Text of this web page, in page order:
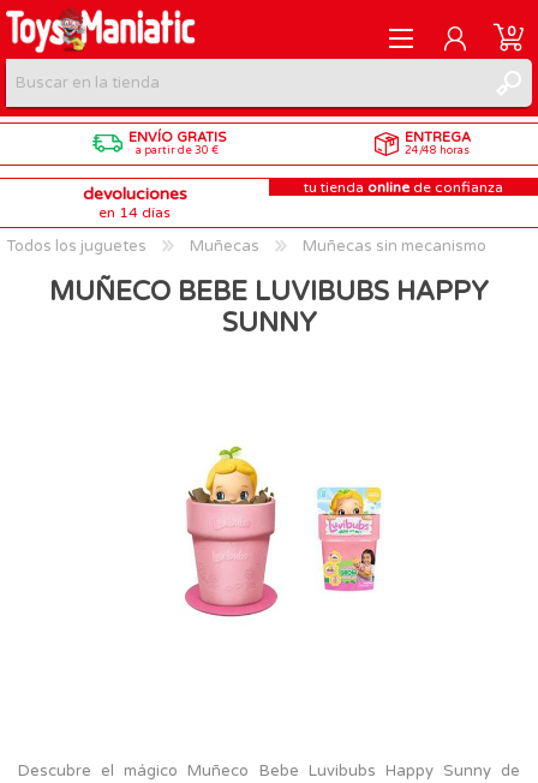
REGISTRARME
INICIAR SESIÓN
0
ENVÍO GRATIS
a partir de 30 €
ENTREGA
24/48 horas
devoluciones
en 14 días
tu tienda online de confianza
Todos los juguetes Muñecas Muñecas sin mecanismo
MUÑECO BEBE LUVIBUBS HAPPY
SUNNY
Descubre el mágico Muñeco Bebe Luvibubs Happy Sunny de